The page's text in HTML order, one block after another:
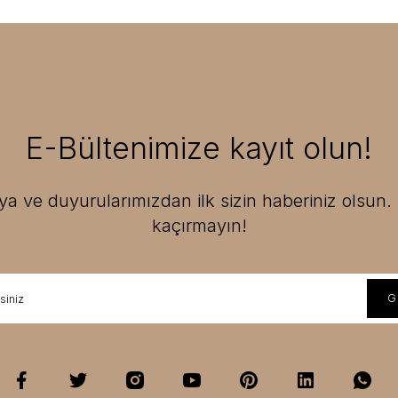
E-Bültenimize kayıt olun!
ve duyurularımızdan ilk sizin haberiniz olsun.
kaçırmayın!